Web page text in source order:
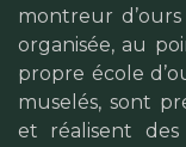
montreur
organisée, au
propre école
muselés, sont
et réalisent